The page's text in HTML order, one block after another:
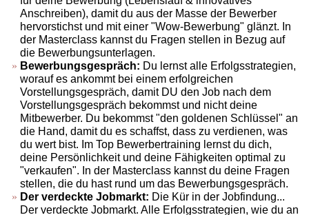
Anschreiben), damit du aus der Masse der Bewerber
hervorstichst und mit einer "Wow-Bewerbung" glänzt. In
der Masterclass kannst du Fragen stellen in Bezug auf
die Bewerbungsunterlagen.
Bewerbungsgespräch: Du lernst alle Erfolgsstrategien,
worauf es ankommt bei einem erfolgreichen
Vorstellungsgespräch, damit DU den Job nach dem
Vorstellungsgespräch bekommst und nicht deine
Mitbewerber. Du bekommst "den goldenen Schlüssel" an
die Hand, damit du es schaffst, dass zu verdienen, was
du wert bist. Im Top Bewerbertraining lernst du dich,
deine Persönlichkeit und deine Fähigkeiten optimal zu
"verkaufen". In der Masterclass kannst du deine Fragen
stellen, die du hast rund um das Bewerbungsgespräch.
Der verdeckte Jobmarkt: Die Kür in der Jobfindung...
Der verdeckte Jobmarkt. Alle Erfolgsstrategien, wie du an